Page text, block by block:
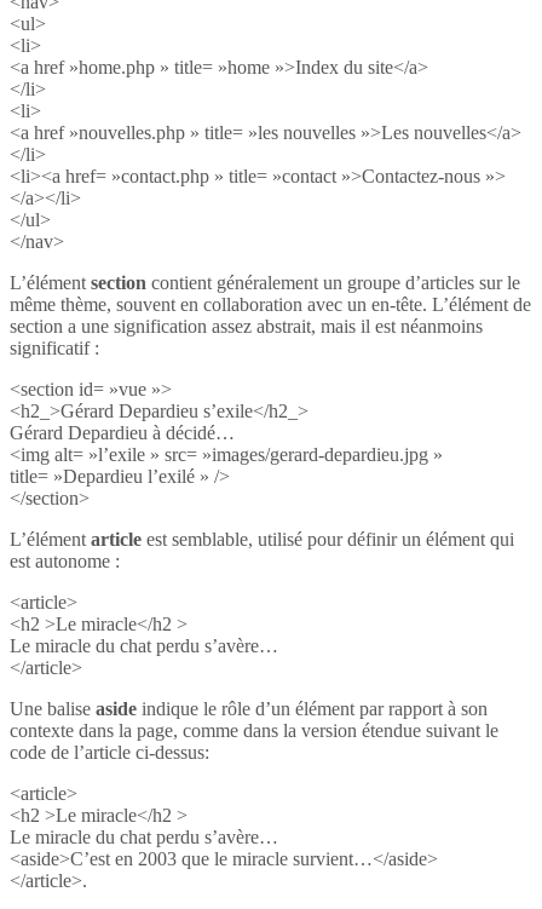
<ul>
<li>
<a href »home.php » title= »home »>Index du site</a>
</li>
<li>
<a href »nouvelles.php » title= »les nouvelles »>Les nouvelles</a>
</li>
<li><a href= »contact.php » title= »contact »>Contactez-nous »>
</a></li>
</ul>
</nav>
L’élément section contient généralement un groupe d’articles sur le
même thème, souvent en collaboration avec un en-tête. L’élément de
section a une signification assez abstrait, mais il est néanmoins
significatif :
<section id= »vue »>
<h2_>Gérard Depardieu s’exile</h2_>
Gérard Depardieu à décidé…
<img alt= »l’exile » src= »images/gerard-depardieu.jpg »
title= »Depardieu l’exilé » />
</section>
L’élément article est semblable, utilisé pour définir un élément qui
est autonome :
<article>
<h2 >Le miracle</h2 >
Le miracle du chat perdu s’avère…
</article>
Une balise aside indique le rôle d’un élément par rapport à son
contexte dans la page, comme dans la version étendue suivant le
code de l’article ci-dessus:
<article>
<h2 >Le miracle</h2 >
Le miracle du chat perdu s’avère…
<aside>C’est en 2003 que le miracle survient…</aside>
</article>.